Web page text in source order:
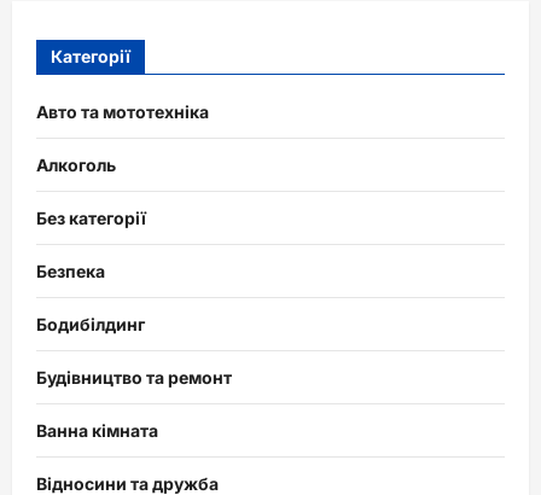
Категорії
Авто та мототехніка
Алкоголь
Без категорії
Безпека
Бодибілдинг
Будівництво та ремонт
Ванна кімната
Відносини та дружба